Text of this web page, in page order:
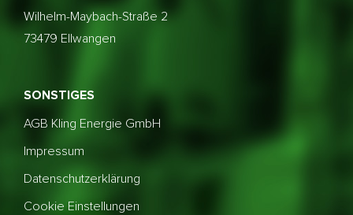
Wilhelm-Maybach-Straße 2
73479 Ellwangen
SONSTIGES
AGB Kling Energie GmbH
Impressum
Datenschutzerklärung
Cookie Einstellungen